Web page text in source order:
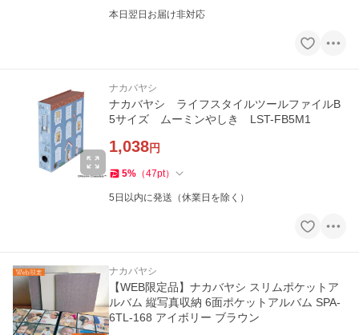
本日翌日お届け非対応
ナカバヤシ
ナカバヤシ ライフスタイルツールファイルB
5サイズ ムーミンやしき LST-FB5M1
1,038円
5% （47pt）
5日以内に発送（休業日を除く）
ナカバヤシ
【WEB限定品】ナカバヤシ スリムポケットア
ルバム 縦写真収納 6面ポケットアルバム SPA-
6TL-168 アイボリー ブラウン